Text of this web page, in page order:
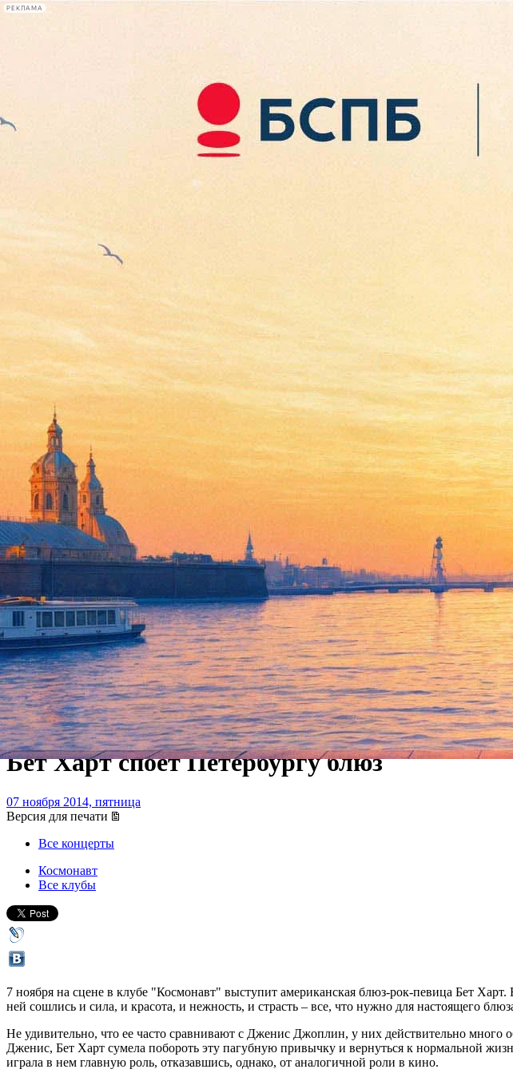
РЕКЛАМА
лекции
книги
Бет Харт споет Петербургу блюз
07 ноября 2014, пятница
Версия для печати
Все концерты
Космонавт
Все клубы
7 ноября на сцене в клубе "Космонавт" выступит американская блюз-рок-певица Бет
ней сошлись и сила, и красота, и нежность, и страсть – все, что нужно для настоящего
Не удивительно, что ее часто сравнивают с Дженис Джоплин, у них действительно много
Дженис, Бет Харт сумела побороть эту пагубную привычку и вернуться к нормальной
играла в нем главную роль, отказавшись, однако, от аналогичной роли в кино.